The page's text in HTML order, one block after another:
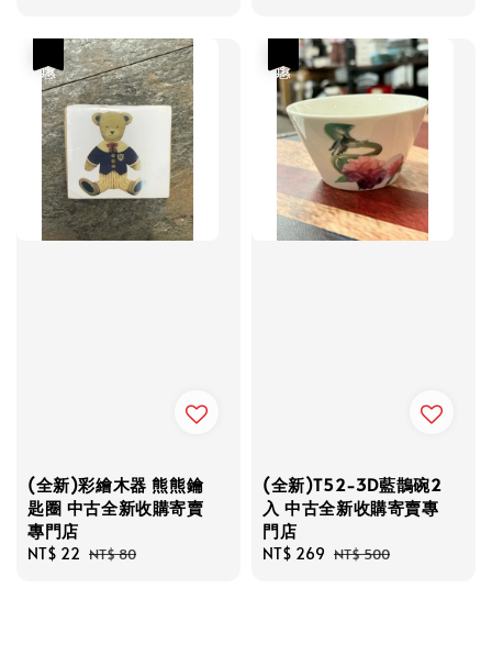
(全新)彩繪木器 熊熊鑰
匙圈 中古全新收購寄賣
專門店
Sale
NT$ 22 Regular
NT$ 80
(全新)T52-3D藍鵲碗2
入 中古全新收購寄賣專
門店
Sale
NT$ 269 Regular
NT$ 500